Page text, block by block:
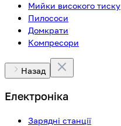
Мийки високого тиску
Пилососи
Домкрати
Компресори
Назад
Електроніка
Зарядні станції